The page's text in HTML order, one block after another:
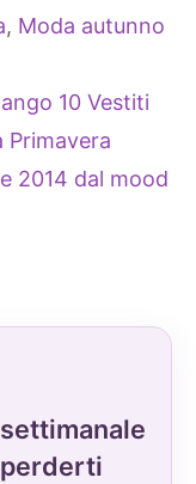
, Moda autunno
10 Vestiti
Primavera
2014 dal mood
perderti